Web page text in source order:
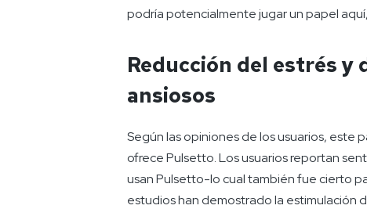
podría potencialmente jugar un papel
Reducción del estrés y
ansiosos
Según las opiniones de los usuarios, este
ofrece Pulsetto. Los usuarios reportan
usan Pulsetto-lo cual también fue cierto
estudios han demostrado la estimulación